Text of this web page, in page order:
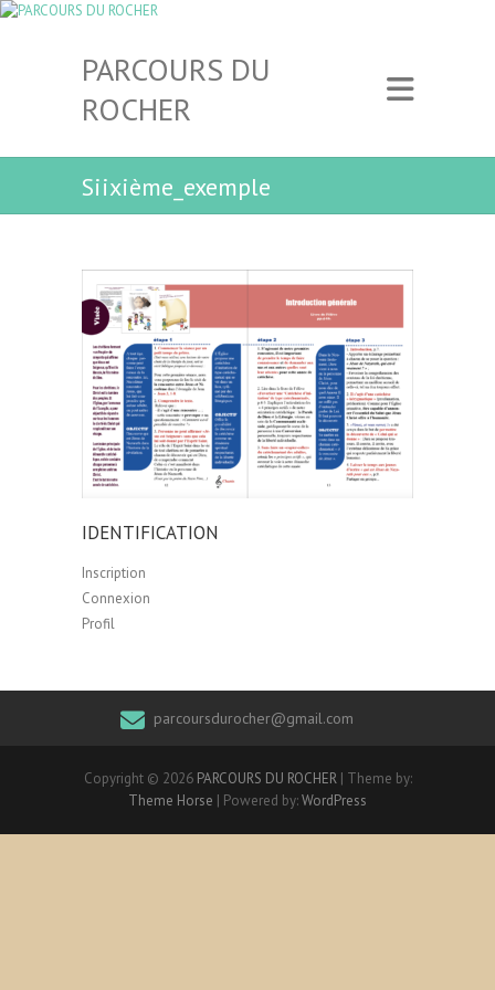
PARCOURS DU
ROCHER
Siixième_exemple
IDENTIFICATION
Inscription
Connexion
Profil
parcoursdurocher@gmail.com
Copyright © 2026 PARCOURS DU ROCHER| Theme by:
Theme Horse | Powered by:WordPress